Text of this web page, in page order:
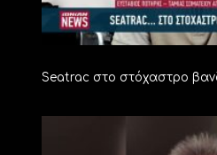
Seatrac στο στόχαστρο